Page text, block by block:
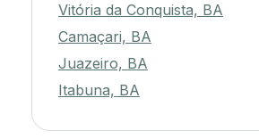
Vitória da Conquista, BA
Camaçari, BA
Juazeiro, BA
Itabuna, BA